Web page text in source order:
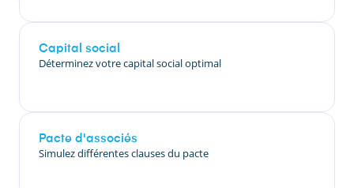
Capital social
Déterminez votre capital social optimal
Pacte d'associés
Simulez différentes clauses du pacte